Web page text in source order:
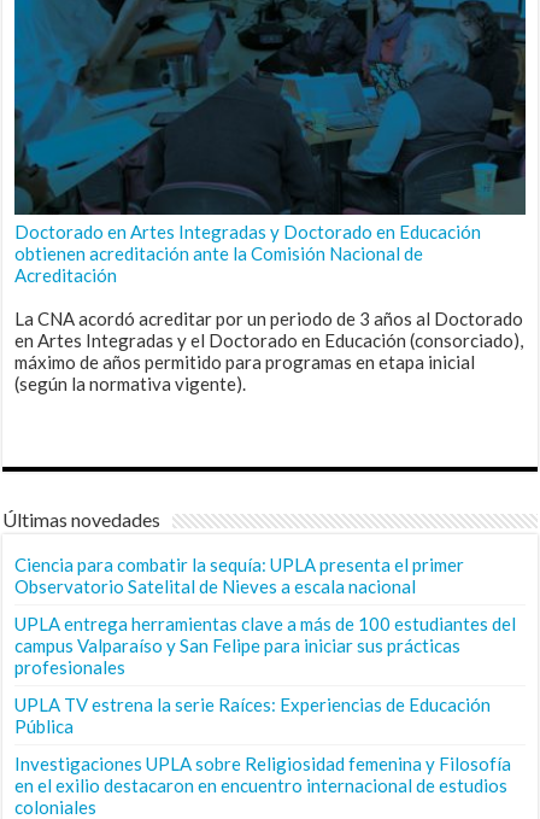
Doctorado en Artes Integradas y Doctorado en Educación
obtienen acreditación ante la Comisión Nacional de
Acreditación
La CNA acordó acreditar por un periodo de 3 años al Doctorado
en Artes Integradas y el Doctorado en Educación (consorciado),
máximo de años permitido para programas en etapa inicial
(según la normativa vigente).
Últimas novedades
Ciencia para combatir la sequía: UPLA presenta el primer
Observatorio Satelital de Nieves a escala nacional
UPLA entrega herramientas clave a más de 100 estudiantes del
campus Valparaíso y San Felipe para iniciar sus prácticas
profesionales
UPLA TV estrena la serie Raíces: Experiencias de Educación
Pública
Investigaciones UPLA sobre Religiosidad femenina y Filosofía
en el exilio destacaron en encuentro internacional de estudios
coloniales